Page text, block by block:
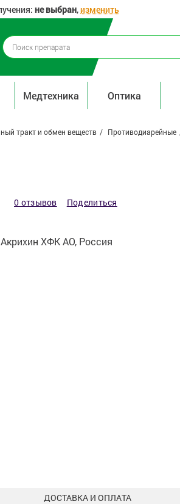
не выбран,изменить
Медтехника Оптика
тракт и обмен веществ Противодиарейные
0 отзывов Поделиться
Акрихин ХФК АО, Россия
ДОСТАВКА И ОПЛАТА